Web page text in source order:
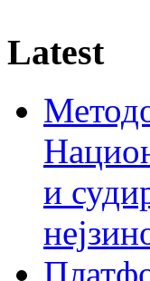
Latest
и